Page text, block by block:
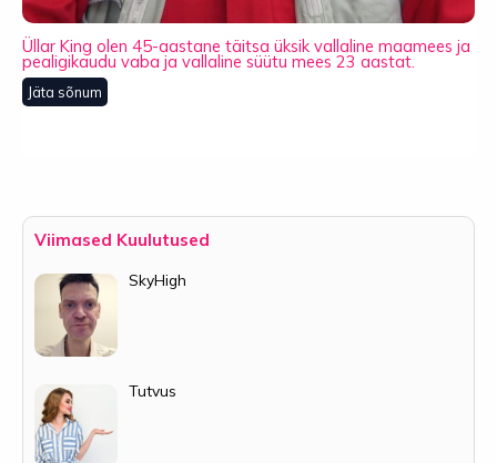
Üllar King olen 45-aastane täitsa üksik vallaline maamees ja
pealigikaudu vaba ja vallaline süütu mees 23 aastat.
Jäta sõnum
Viimased Kuulutused
SkyHigh
Tutvus